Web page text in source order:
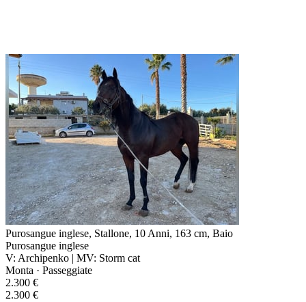
Purosangue inglese, Stallone, 10 Anni, 163 cm, Baio
Purosangue inglese
V: Archipenko | MV: Storm cat
Monta · Passeggiate
2.300 €
2.300 €